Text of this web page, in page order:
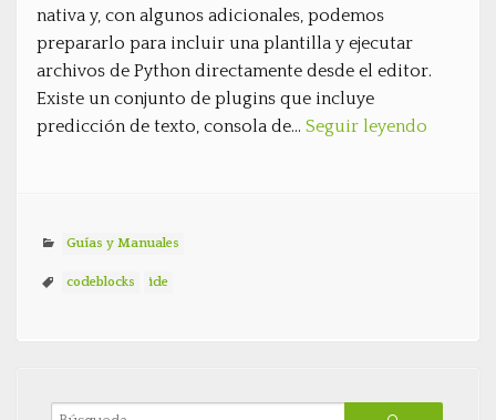
nativa y, con algunos adicionales, podemos
prepararlo para incluir una plantilla y ejecutar
archivos de Python directamente desde el editor.
Existe un conjunto de plugins que incluye
predicción de texto, consola de… Seguir leyendo
Guías y Manuales
codeblocks ide